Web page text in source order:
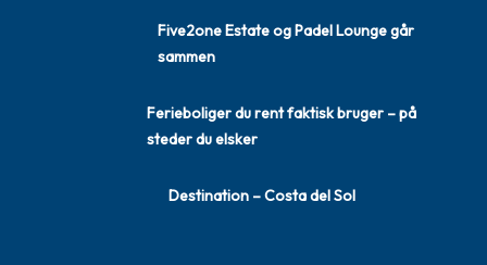
Five2one Estate og Padel Lounge går
sammen
Ferieboliger du rent faktisk bruger – på
steder du elsker
Destination – Costa del Sol